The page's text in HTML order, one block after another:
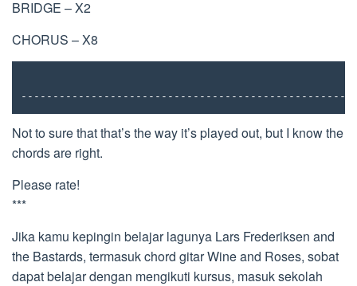
BRIDGE – X2
CHORUS – X8
Not to sure that that’s the way it’s played out, but I know the
chords are right.
Please rate!
***
Jika kamu kepingin belajar lagunya Lars Frederiksen and
the Bastards, termasuk chord gitar Wine and Roses, sobat
dapat belajar dengan mengikuti kursus, masuk sekolah